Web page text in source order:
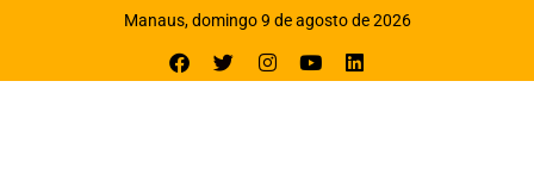
Manaus, domingo 9 de agosto de 2026